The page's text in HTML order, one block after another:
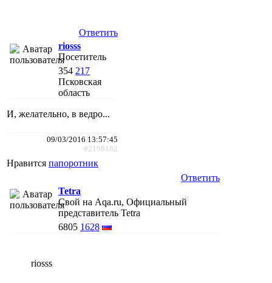
Ответить
riosss
Посетитель
354 217
Псковская
область
И, желательно, в ведро...
09/03/2016 13:57:45
#2198182
Нравится папоротник
Ответить
Tetra
Свой на Aqa.ru, Официальный
представитель Tetra
6805 1628
riosss